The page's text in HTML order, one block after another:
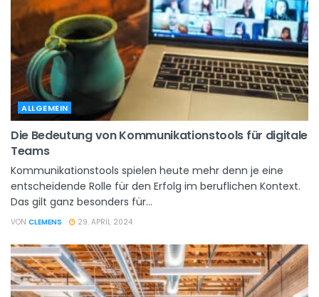
ALLGEMEIN
Die Bedeutung von Kommunikationstools für digitale
Teams
Kommunikationstools spielen heute mehr denn je eine
entscheidende Rolle für den Erfolg im beruflichen Kontext.
Das gilt ganz besonders für...
VON CLEMENS 29. APRIL 2024